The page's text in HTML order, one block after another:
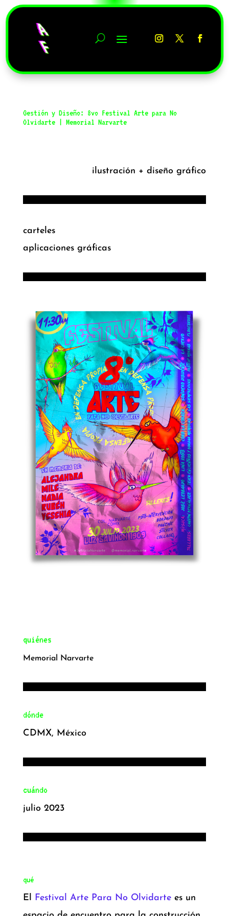
↵ regresar a estudio de diseño
Gestión y Diseño: 8vo Festival Arte para No
Olvidarte | Memorial Narvarte
ilustración + diseño gráfico
carteles
aplicaciones gráficas
quiénes
Memorial Narvarte
dónde
CDMX, México
cuándo
julio 2023
qué
El Festival Arte Para No Olvidartees un